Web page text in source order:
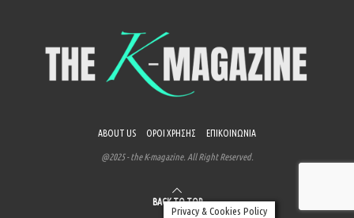
ABOUT US ΟΡΟΙ ΧΡΗΣΗΣ ΕΠΙΚΟΙΝΩΝΙΑ
@2025 - the K-magazine. All Right Reserved.
BACK TO TOP
Privacy & Cookies Policy